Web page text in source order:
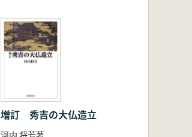
増訂 秀吉の大仏造立